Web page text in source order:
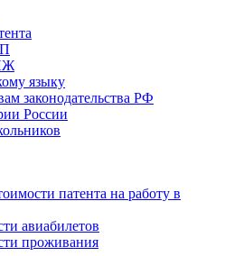
языку
законодательства РФ
России
патента на работу в
авиабилетов
проживания